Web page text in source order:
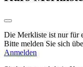
Die Merkliste ist nur für
Bitte melden Sie sich
Anmelden